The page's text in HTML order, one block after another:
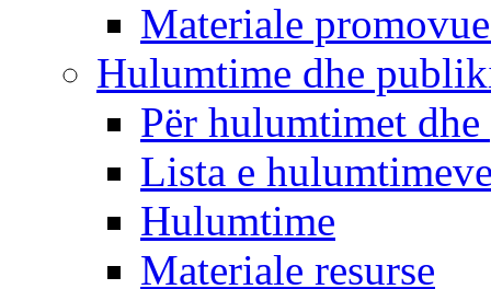
Materiale
Hulumtime dhe
Për hulumtimet
Lista e
Hulumtime
Materiale resurse